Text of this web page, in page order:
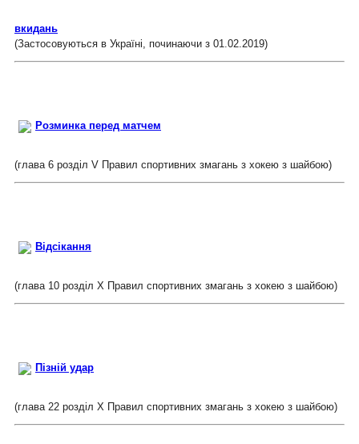
вкидань
(Застосовуються в Україні, починаючи з 01.02.2019)
Розминка перед матчем
(глава 6 розділ V Правил спортивних змагань з хокею з шайбою)
Відсікання
(глава 10 розділ Х Правил спортивних змагань з хокею з шайбою)
Пізній удар
(глава 22 розділ Х Правил спортивних змагань з хокею з шайбою)